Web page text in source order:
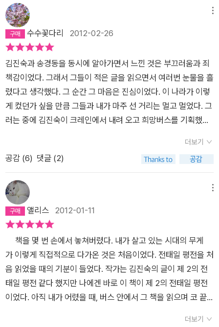
가는 삶들에게 진보란 무엇이어야 하는지를 생각하도록 읽히고
싶다. 진보는 밥이어야 한다.진보의 정치는 밥을 주고 눈물을 닦
아주는 거라야 한다.좌파 부르주아 라든가, 왼쪽깜빡이 켠 우회전
같은 건 오히려 밥그릇을 걷어차는 일일 수 있음을 방송도 어떤
매체도 다루지 않을 때,이런 기록자들이 눈을 부릅뜨고 바라보고
있음을 알아야 한다. 비록 잡혀갔지만 꿈꾸는 자는 살아 있다.두
눈 형형하게 뜨고...
선 이름이다. 솔직하게 시인이 어떤 사람인지도, 가족 관계가 어
떻게 되는지도, 뭐하는 사람인지도 모른다. 그저 노동판에서 잔뼈
가 굵은 사람답지 않게 시를 쓰고, 글을 쓰는 독특한 사람이라는
생소한 사람이다. 그저 이 책을 통해서만 접했을 뿐이다. '꿈꾸는
자 잡혀간다'라는 제목에서 풍기는 절망이 선뜻 책에 손을 대지
않게 만든다. 그러다가 존경하던 선생님(내가 다니던 대학에서
특별히 존경하는 교수님은 선생님이라고 불렀다.) 페이스북에서
이 책에 대한 글을 보았다. 꼭 읽어봐야 할 책으로 소개하시던 그
분의 글 때문에 책을 펴고 읽었다. 역시 제목 답게 답답하다. 절
망스럽다. 사무실에서 보다가 꺽꺽 숨직이며 울었다. 눈물이 나올
을 꾸는 저자가 불쌍해서 울었고, 그 정도의 꿈도 용납하지 못하
는 편협한 사회가 답답해서 울었고, 이 책을 읽고 있는 내가 불쌍
해서 울었다. 포기 하지 못하고 꿈꾸기를 멈추지 않는 저자가 불
쌍해서 다시 울었고, 희망고문이라는 말이 생각 나서 또 한번 울
었다. 이 글을 보고 나를 아는 사람들이 무엇이라 할까 겁이 나서
자기 검열을 떠올리는 내가 초라하게 느껴져서 마지막으로 울었
다. 그게 가능할 거냐고? 이건 단지 꿈일까? 그렇다라도 좋다.
진정한 문화 예술은 아직 오지 않은 꿈을 꾸는 일이니까. 퇴락한
시대를 핑계로 사람들은 가능치 않을 거라고 하는 것들을 상상하
고단한 영혼의 날갯짓을 멈추지 않는 일이니까. 가난하고 핍박받
수수꽃다리 2012-02-26
김진숙과 송경동을 동시에 알아가면서 느낀 것은 부끄러움과 죄
책감이었다. 그래서 그들이 적은 글을 읽으면서 여러번 눈물을 흘
렸다고 생각했다. 그 순간 그 마음은 진심이었다. 이 나라가 이렇
게 컸던가 싶을 만큼 그들과 내가 마주 선 거리는 멀고 멀었다. 그
러는 중에 김진숙이 크레인에서 내려 오고 희망버스를 기획했던
수감이 되었을까 미처 생각해 볼 겨를도 없이 그의 책이 출간되었
다. 감옥에서 작가의 말을 대신하는 그의 심정을 내가 어찌 알까.
보니 문학회 창립 10주년 기념으로 낸 시집 <왜 딸려!>(갈무리,
1998)에 그의 시가 세 편 실려 있다. 오래전 그의 시는 찍 소리도
못한 채 살아온 소년이 노동자가 되어서도 찍 소리도 못한 채 “똥
는데/마음에 찡하니 젖어오는 슬픔 한줄기”(<찍소리> 중에서)
를 품고 살면서, 비 오는 날 아욱국을 끓이기 위해 외상 장부에 외
상 일기(<외상 일기>를 쓰는 노동자의 하루치 일기를 쓰고 있다.
힘든 노동의 뒤에 맛보는 삼 사십분의 눈 붙임을 위해 남은 그늘
을 찾아 비실 비실 옮겨 다니는 순한 일꾼(<꿀잠>)들이 그의 시
에 들어 있다. 그때나 지금이나 그의 삶은 한결같다. 그게 굉장히
더보기
공감 (6) 댓글 (2)
앨리스 2012-01-11
책을 몇 번 손에서 놓쳐버렸다. 내가 살고 있는 시대의 무게
가 이렇게 직접적으로 다가온 것은 처음이었다. 전태일 평전을 처
음 읽었을 때의 기분이 들었다. 작가는 김진숙의 글이 제 2의 전
태일 평전 같다 했지만 나에겐 바로 이 책이 제 2의 전태일 평전
이었다. 아직 내가 어렸을 때, 버스 안에서 그 책을 읽으며 코 끝
더보기